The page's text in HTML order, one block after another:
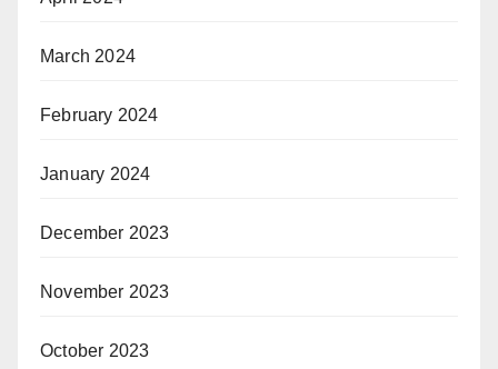
March 2024
February 2024
January 2024
December 2023
November 2023
October 2023